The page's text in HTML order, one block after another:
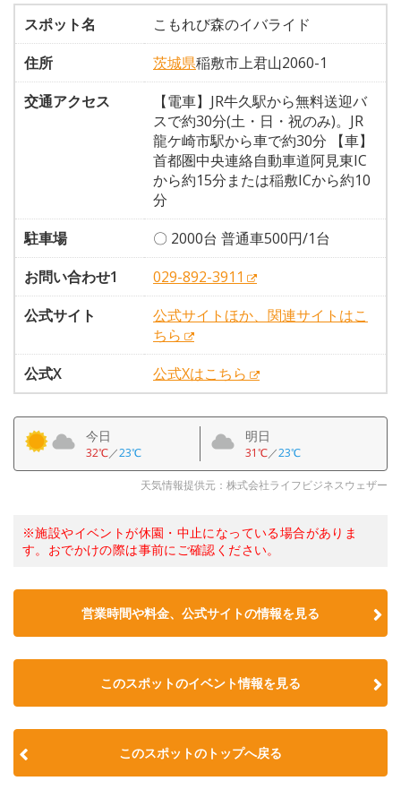
スポット名
こもれび森のイバライド
住所
茨城県稲敷市上君山2060-1
交通アクセス
【電車】JR牛久駅から無料送迎バ
スで約30分(土・日・祝のみ)。JR
龍ケ崎市駅から車で約30分 【車】
首都圏中央連絡自動車道阿見東IC
から約15分または稲敷ICから約10
分
駐車場
〇 2000台 普通車500円/1台
お問い合わせ1
029-892-3911
公式サイト
公式サイトほか、関連サイトはこ
ちら
公式X
公式Xはこちら
今日
32℃／23℃
明日
31℃／23℃
天気情報提供元：株式会社ライフビジネスウェザー
※施設やイベントが休園・中止になっている場合がありま
す。おでかけの際は事前にご確認ください。
営業時間や料金、公式サイトの情報を見る
このスポットのイベント情報を見る
このスポットのトップへ戻る